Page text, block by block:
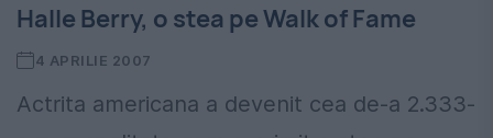
Halle Berry, o stea pe Walk of Fame
4 APRILIE 2007
Actrita americana a devenit cea de-a 2.333-